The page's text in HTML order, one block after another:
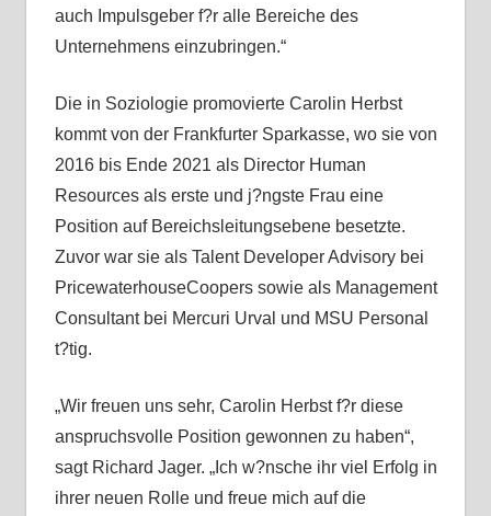
auch Impulsgeber f?r alle Bereiche des
Unternehmens einzubringen.“
Die in Soziologie promovierte Carolin Herbst
kommt von der Frankfurter Sparkasse, wo sie von
2016 bis Ende 2021 als Director Human
Resources als erste und j?ngste Frau eine
Position auf Bereichsleitungsebene besetzte.
Zuvor war sie als Talent Developer Advisory bei
PricewaterhouseCoopers sowie als Management
Consultant bei Mercuri Urval und MSU Personal
t?tig.
„Wir freuen uns sehr, Carolin Herbst f?r diese
anspruchsvolle Position gewonnen zu haben“,
sagt Richard Jager. „Ich w?nsche ihr viel Erfolg in
ihrer neuen Rolle und freue mich auf die